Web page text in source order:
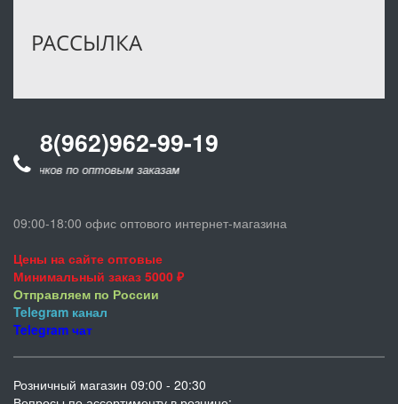
РАССЫЛКА
8(962)962-99-19
по оптовым заказам
09:00-18:00 офис оптового интернет-магазина
Цены на сайте оптовые
Минимальный заказ 5000 ₽
Отправляем по России
Telegram канал
Telegram чат
Розничный магазин 09:00 - 20:30